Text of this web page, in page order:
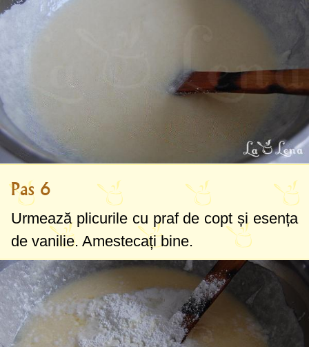
Pas 6
Urmează plicurile cu praf de copt și esența
de vanilie. Amestecați bine.